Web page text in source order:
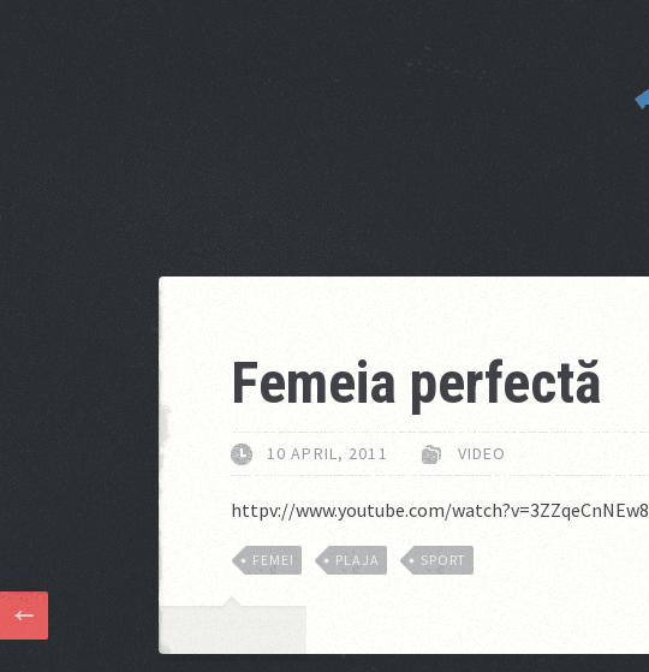
Femeia perfectă
10 APRIL, 2011 VIDEO
httpv://www.youtube.com/watch?v=3ZZqeCnNEw8
FEMEI PLAJA SPORT